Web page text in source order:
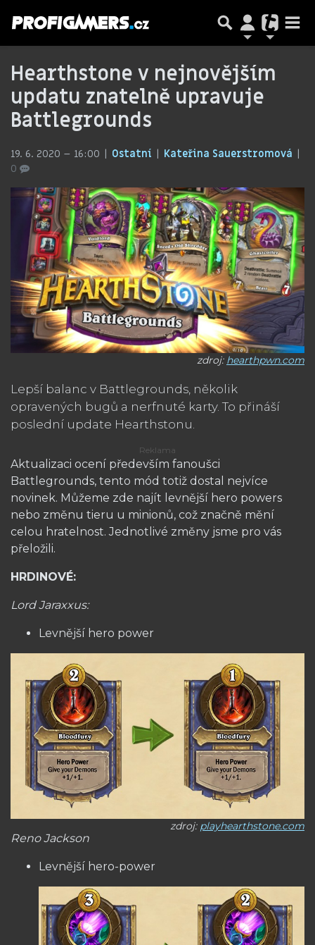
Hearthstone v nejnovějším
updatu znatelně upravuje
Battlegrounds
19. 6. 2020 – 16:00 Ostatní
Kateřina Sauerstromová
0
zdroj: hearthpwn.com
Lepší balanc v Battlegrounds, několik
opravených bugů a nerfnuté karty. To přináší
poslední update Hearthstonu.
Aktualizaci ocení především fanoušci
Battlegrounds, tento mód totiž dostal nejvíce
novinek. Můžeme zde najít levnější hero powers
nebo změnu tieru u minionů, což značně mění
celou hratelnost. Jednotlivé změny jsme pro vás
přeložili.
HRDINOVÉ:
Lord Jaraxxus:
Levnější hero power
zdroj: playhearthstone.com
Reno Jackson
Levnější hero-power